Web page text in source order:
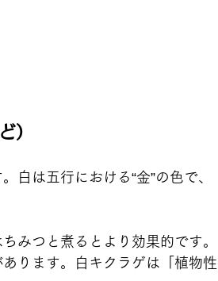
）
白は五行における“金”の色で、
みつと煮るとより効果的です。
ります。白キクラゲは「植物性